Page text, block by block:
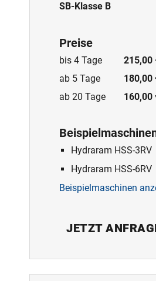
SB-Klasse B
Preise
bis 4 Tage
215,00
ab 5 Tage
180,00
ab 20 Tage
160,00
Hydraram HSS-3RV
Hydraram HSS-6RV
Beispielmaschinen
JETZT